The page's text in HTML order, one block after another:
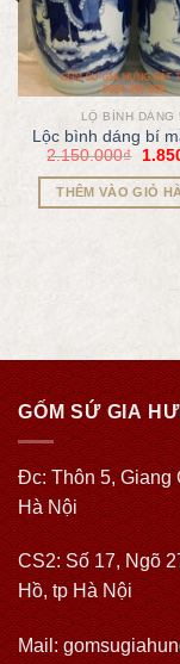
LỘ BÌNH DÁNG
Lộc bình dáng bí
2.150.000₫
THÊM VÀO GIỎ
GỐM SỨ GIA
Đc: Thôn 5, Giang
Hà Nội
CS2: Số 17, Ngõ
Hồ, tp Hà Nội
Mail: